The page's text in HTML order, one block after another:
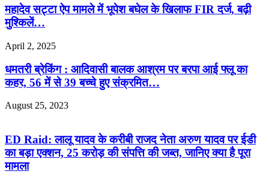
महादेव सट्टा ऐप मामले में भूपेश बघेल के खिलाफ FIR दर्ज, बढ़ी
मुश्किलें…
April 2, 2025
धमतरी ब्रेकिंग : आदिवासी बालक आश्रम पर बरपा आई फ्लू का
कहर, 56 में से 39 बच्चे हुए संक्रमित…
August 25, 2023
ED Raid: लालू यादव के करीबी राजद नेता अरुण यादव पर ईडी
का बड़ा एक्शन, 25 करोड़ की संपत्ति की जब्त, जानिए क्या है पूरा
मामला